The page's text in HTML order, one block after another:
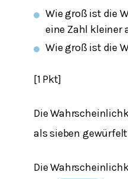
Wie groß ist die
eine Zahl kleiner
Wie groß ist die
[1 Pkt]
Die
als sieben
Die